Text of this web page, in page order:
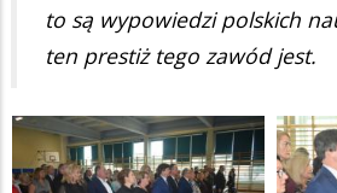
to są wypowiedzi polskich
ten prestiż tego zawód jest.